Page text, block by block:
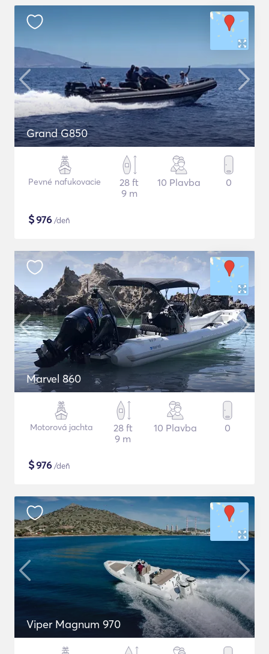
Grand G850
Pevné nafukovacie
28 ft
9 m
10 Plavba 0
$976 /deň
Marvel 860
Motorová jachta
28 ft
9 m
10 Plavba 0
$976 /deň
Viper Magnum 970